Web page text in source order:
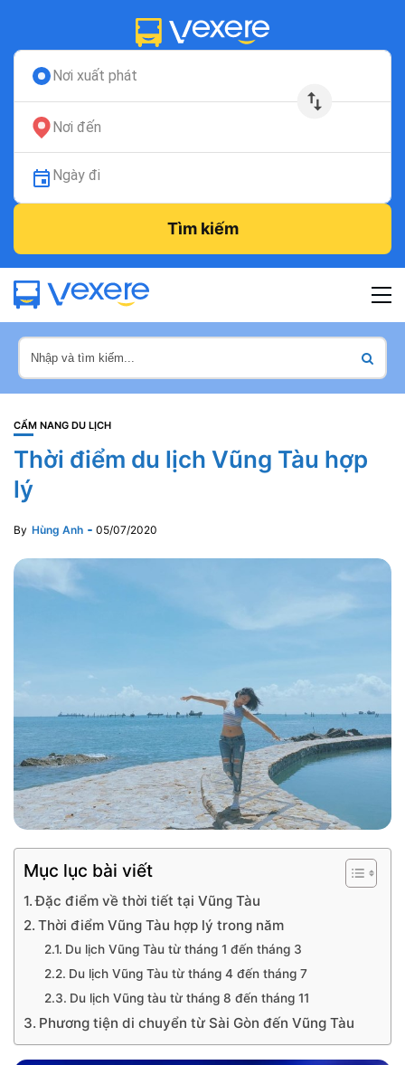
Nơi xuất phát
Nơi đến
Ngày đi
Tìm kiếm
CẨM NANG DU LỊCH
Thời điểm du lịch Vũng Tàu hợp
lý
By Hùng Anh 05/07/2020
Mục lục bài viết
Đặc điểm về thời tiết tại Vũng Tàu
Thời điểm Vũng Tàu hợp lý trong năm
Du lịch Vũng Tàu từ tháng 1 đến tháng 3
Du lịch Vũng Tàu từ tháng 4 đến tháng 7
Du lịch Vũng tàu từ tháng 8 đến tháng 11
Phương tiện di chuyển từ Sài Gòn đến Vũng Tàu